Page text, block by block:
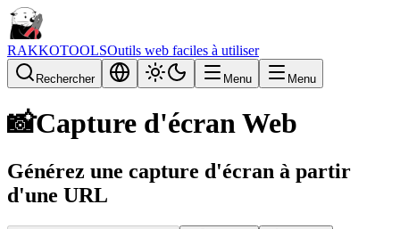
RAKKOTOOLSOutils web faciles à utiliser
Rechercher Menu Menu
📸Capture d'écran Web
Générez une capture d'écran à partir
d'une URL